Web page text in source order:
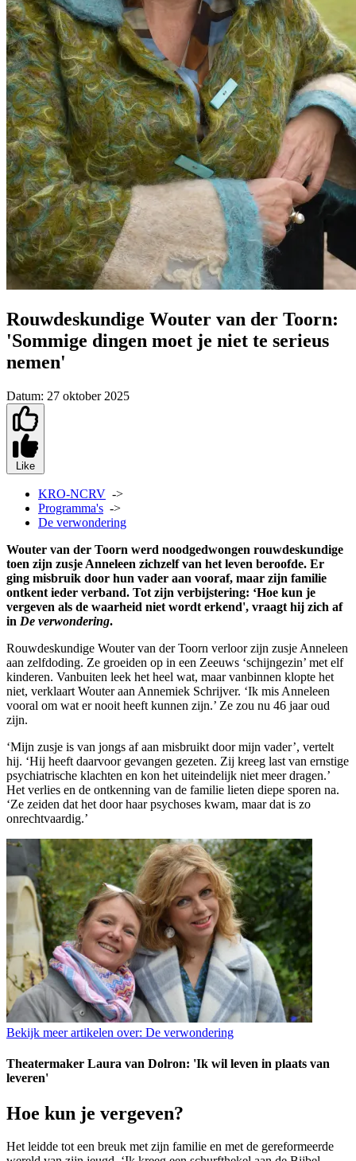
Rouwdeskundige Wouter van der Toorn:
'Sommige dingen moet je niet te serieus
nemen'
Datum: 27 oktober 2025
Like
KRO-NCRV ->
Programma's ->
De verwondering
Wouter van der Toorn werd noodgedwongen rouwdeskundige
toen zijn zusje Anneleen zichzelf van het leven beroofde. Er
ging misbruik door hun vader aan vooraf, maar zijn familie
ontkent ieder verband. Tot zijn verbijstering: ‘Hoe kun je
vergeven als de waarheid niet wordt erkend', vraagt hij zich af
in De verwondering.
Rouwdeskundige Wouter van der Toorn verloor zijn zusje Anneleen
aan zelfdoding. Ze groeiden op in een Zeeuws ‘schijngezin’ met elf
kinderen. Vanbuiten leek het heel wat, maar vanbinnen klopte het
niet, verklaart Wouter aan Annemiek Schrijver. ‘Ik mis Anneleen
vooral om wat er nooit heeft kunnen zijn.’ Ze zou nu 46 jaar oud
zijn.
‘Mijn zusje is van jongs af aan misbruikt door mijn vader’, vertelt
hij. ‘Hij heeft daarvoor gevangen gezeten. Zij kreeg last van ernstige
psychiatrische klachten en kon het uiteindelijk niet meer dragen.’
Het verlies en de ontkenning van de familie lieten diepe sporen na.
‘Ze zeiden dat het door haar psychoses kwam, maar dat is zo
onrechtvaardig.’
Bekijk meer artikelen over: De verwondering
Theatermaker Laura van Dolron: 'Ik wil leven in plaats van
leveren'
Hoe kun je vergeven?
Het leidde tot een breuk met zijn familie en met de gereformeerde